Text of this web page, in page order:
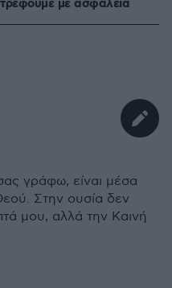
με ασφάλεια
γράφω, είναι μέσα
Στην ουσία δεν
μου, αλλά την Καινή